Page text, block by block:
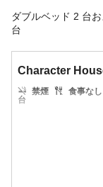
ダブルベッド 2 台
台
Character
禁煙 食事なし
台